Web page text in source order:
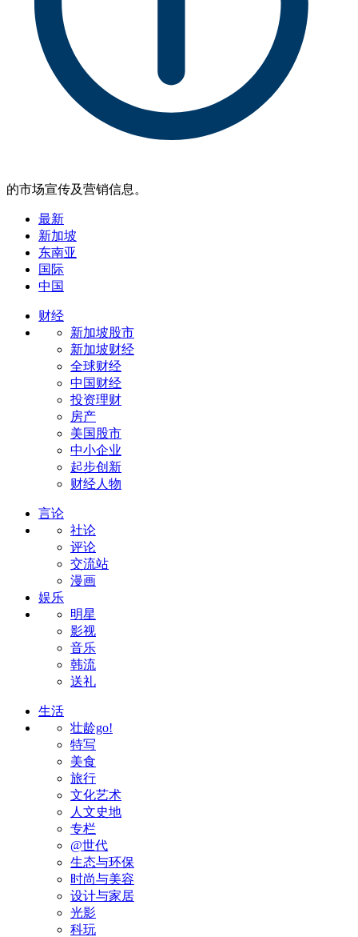
的市场宣传及营销信息。
最新
新加坡
东南亚
国际
中国
财经
新加坡股市
新加坡财经
全球财经
中国财经
投资理财
房产
美国股市
中小企业
起步创新
财经人物
言论
社论
评论
交流站
漫画
娱乐
明星
影视
音乐
韩流
送礼
生活
壮龄go!
特写
美食
旅行
文化艺术
人文史地
专栏
@世代
生态与环保
时尚与美容
设计与家居
光影
科玩